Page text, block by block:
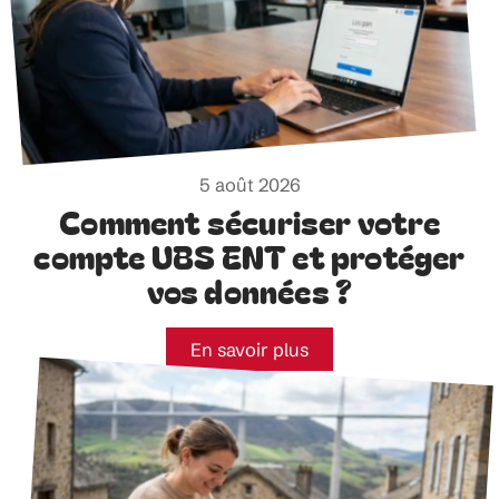
5 août 2026
Comment sécuriser votre
compte UBS ENT et protéger
vos données ?
En savoir plus